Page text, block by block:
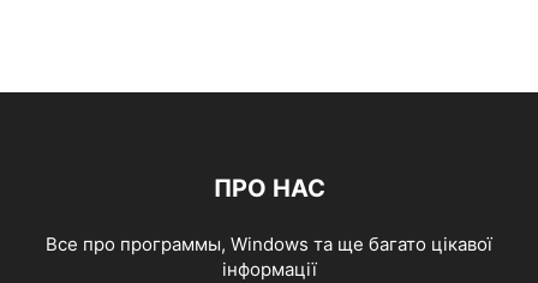
ПРО НАС
Все про программы, Windows та ще багато цікавої
інформації